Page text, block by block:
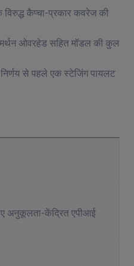
कैप्चा-प्रकार कवरेज की
ओवरहेड सहित मॉडल की कुल
से पहले एक स्टेजिंग पायलट
अनुकूलता-केंद्रित एपीआई